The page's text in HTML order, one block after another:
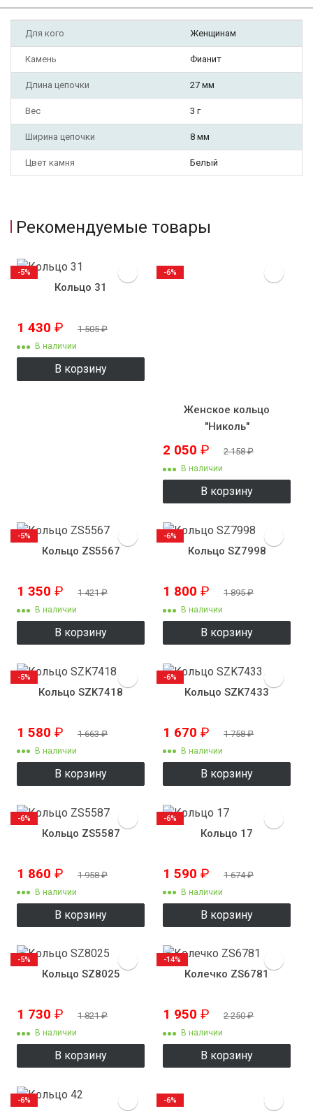
Для кого Женщинам
Камень Фианит
Длина цепочки 27 мм
Вес 3 г
Ширина цепочки 8 мм
Цвет камня Белый
Рекомендуемые товары
Кольцо 31
1 430 ₽ 1 505₽
В наличии
В корзину
-5%
Женское кольцо
"Николь"
2 050 ₽ 2 158₽
В наличии
В корзину
-6%
Кольцо ZS5567
1 350 ₽ 1 421₽
В наличии
В корзину
-5%
Кольцо SZ7998
1 800 ₽ 1 895₽
В наличии
В корзину
-6%
Кольцо SZK7418
1 580 ₽ 1 663₽
В наличии
В корзину
-5%
Кольцо SZK7433
1 670 ₽ 1 758₽
В наличии
В корзину
-6%
Кольцо ZS5587
1 860 ₽ 1 958₽
В наличии
В корзину
-6%
Кольцо 17
1 590 ₽ 1 674₽
В наличии
В корзину
-6%
Кольцо SZ8025
1 730 ₽ 1 821₽
В наличии
В корзину
-5%
Колечко ZS6781
1 950 ₽ 2 250₽
В наличии
В корзину
-14%
-6% -6%